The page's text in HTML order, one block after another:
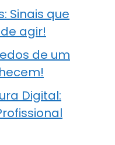
Sinais que
agir!
de um
Digital: